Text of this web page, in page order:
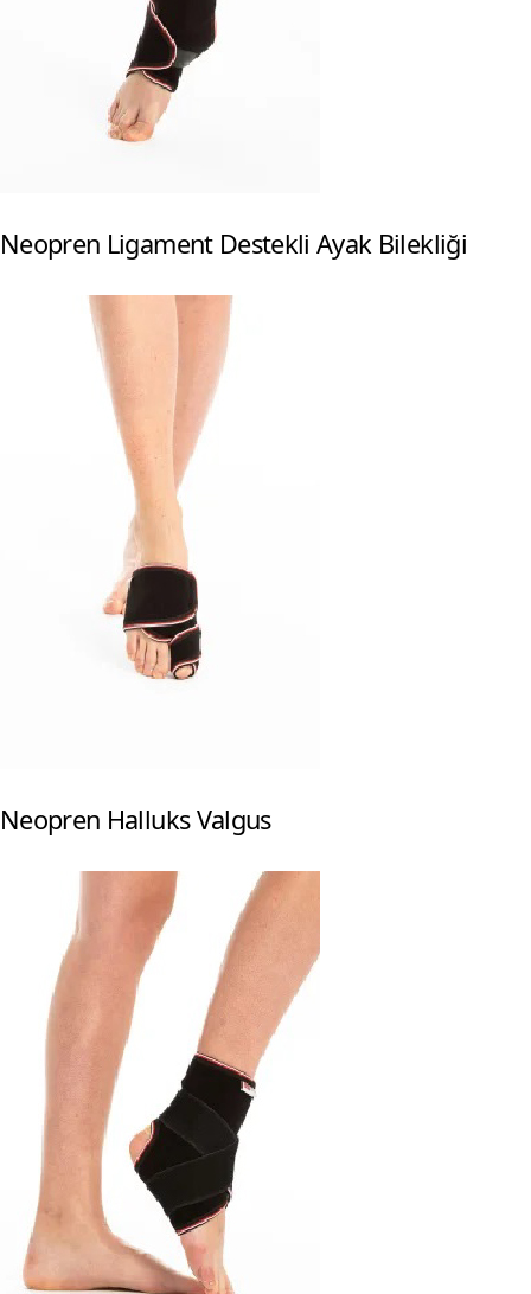
Neopren Ligament Destekli Ayak Bilekliği
Neopren Halluks Valgus